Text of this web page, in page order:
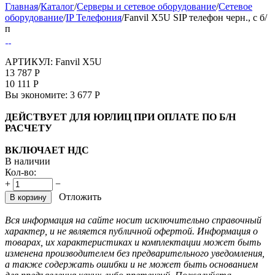
Главная/Каталог/Серверы и сетевое оборудование/Сетевое
оборудование/IP Телефония/Fanvil X5U SIP телефон черн., с б/
п
АРТИКУЛ: Fanvil X5U
13 787 Р
10 111 Р
Вы экономите: 3 677 Р
ДЕЙСТВУЕТ ДЛЯ ЮРЛИЦ ПРИ ОПЛАТЕ ПО Б/Н
РАСЧЕТУ
ВКЛЮЧАЕТ НДС
В наличии
Кол-во:
+
−
В корзину Отложить
Вся информация на сайте носит исключительно справочный
характер, и не является публичной офертой. Информация о
товарах, их характеристиках и комплектации может быть
изменена производителем без предварительного уведомления,
а также содержать ошибки и не может быть основанием